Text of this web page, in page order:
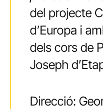
del projecte
d’Europa i
dels cors de
Joseph
Direcció: